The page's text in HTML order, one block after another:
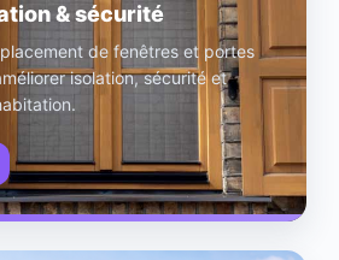
& sécurité
de fenêtres et portes
isolation, sécurité et